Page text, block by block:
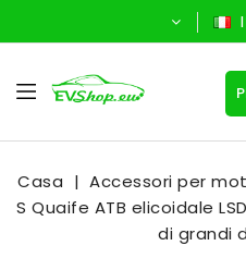
Casa Accessori per
S Quaife ATB elicoidale
di grandi